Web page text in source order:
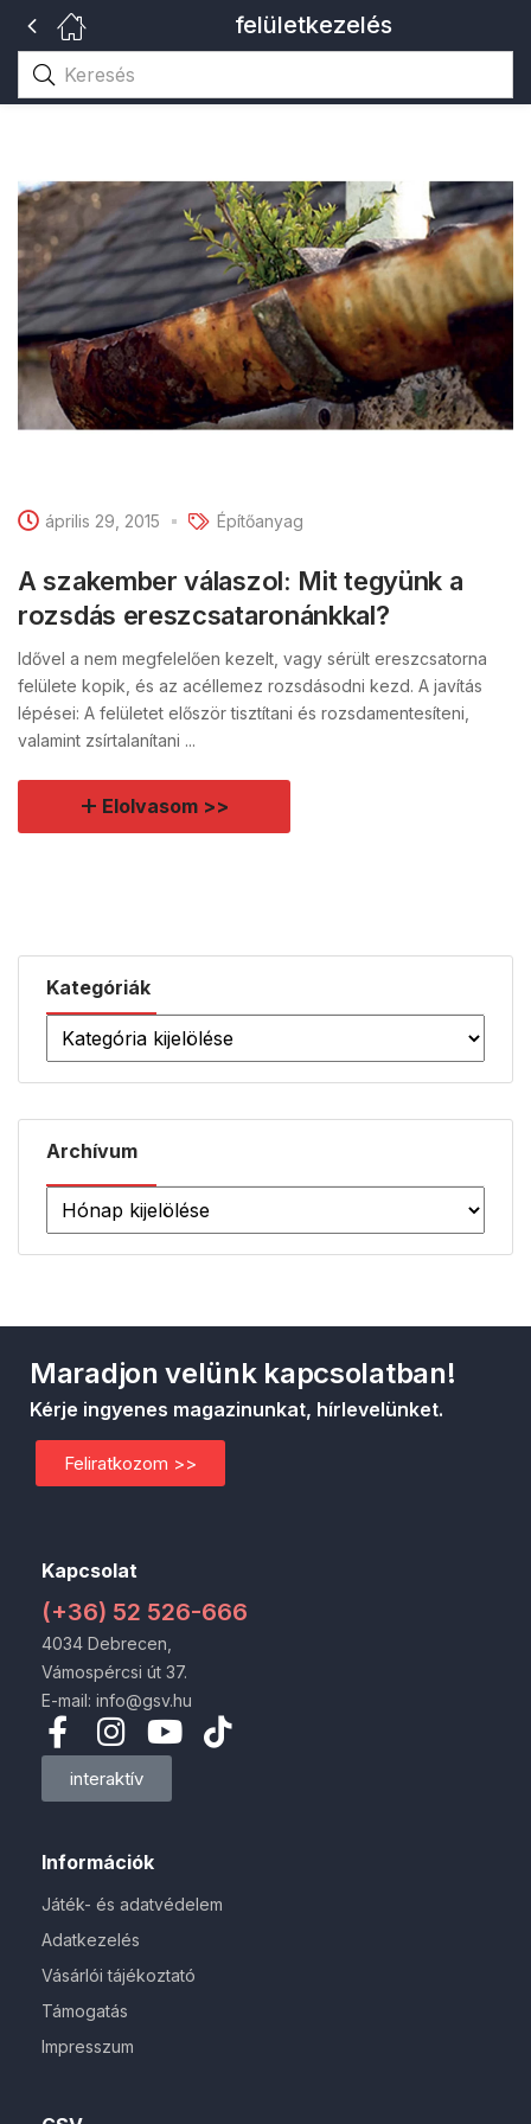
felületkezelés
Kategóriák
Archívum
április 29, 2015 Építőanyag
A szakember válaszol: Mit tegyünk a
rozsdás ereszcsataronánkkal?
Idővel a nem megfelelően kezelt, vagy sérült ereszcsatorna
felülete kopik, és az acéllemez rozsdásodni kezd. A javítás
lépései: A felületet először tisztítani és rozsdamentesíteni,
valamint zsírtalanítani ...
Elolvasom >>
Információk
Játék- és adatvédelem
Adatkezelés
Vásárlói tájékoztató
Támogatás
Impresszum
Kapcsolat
(+36) 52 526-666
4034 Debrecen,
Vámospércsi út 37.
E-mail: info@gsv.hu
interaktív
Maradjon velünk kapcsolatban!
Kérje ingyenes magazinunkat, hírlevelünket.
Feliratkozom >>